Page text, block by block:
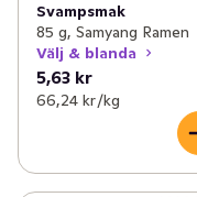
Svampsmak
85 g, Samyang Ramen
Välj & blanda
5,63 kr
66,24 kr /kg